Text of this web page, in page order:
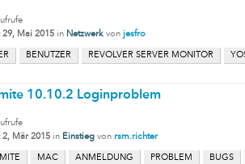
29, Mai 2015 in Netzwerk von jesfro
BENUTZER REVOLVER SERVER MONITOR
10.10.2 Loginproblem
2, Mär 2015 in Einstieg von rsm.richter
MAC ANMELDUNG PROBLEM BUGS